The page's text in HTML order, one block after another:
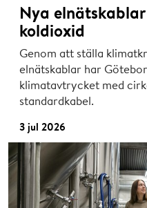
Nya
koldioxid
Genom att ställa
elnätskablar har
klimatavtrycket med
standardkabel.
3 jul 2026